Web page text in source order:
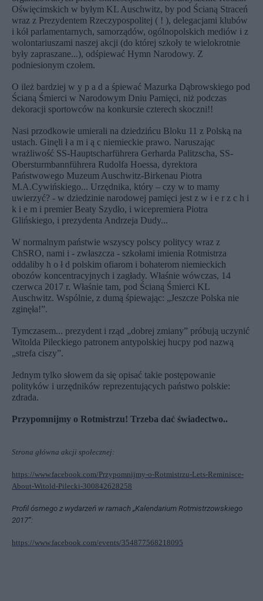
Oświęcimskich w byłym KL Auschwitz, by pod Ścianą Straceń
wraz z Prezydentem Rzeczypospolitej ( ! ), delegacjami klubów
i kół parlamentarnych, samorządów, ogólnopolskich mediów i z
wolontariuszami naszej akcji (do której szkoły te wielokrotnie
były zapraszane...), odśpiewać Hymn Narodowy. Z
podniesionym czołem.
O ileż bardziej w y p a d a śpiewać Mazurka Dąbrowskiego pod
Ścianą Śmierci w Narodowym Dniu Pamięci, niż podczas
dekoracji sportowców na konkursie czterech skoczni!!
Nasi przodkowie umierali na dziedzińcu Bloku 11 z Polską na
ustach. Ginęli ł a m i ą c niemieckie prawo. Naruszając
wrażliwość SS-Hauptscharführera Gerharda Palitzscha, SS-
Obersturmbannführera Rudolfa Hoessa, dyrektora
Państwowego Muzeum Auschwitz-Birkenau Piotra
M.A.Cywińskiego... Urzędnika, który – czy w to mamy
uwierzyć? - w dziedzinie narodowej pamięci jest z w i e r z c h i
k i e m i premier Beaty Szydło, i wicepremiera Piotra
Glińskiego, i prezydenta Andrzeja Dudy...
W normalnym państwie wszyscy polscy politycy wraz z
ChSRO, nami i - zwłaszcza - szkołami imienia Rotmistrza
oddaliby h o ł d polskim ofiarom i bohaterom niemieckich
obozów koncentracyjnych i zagłady. Właśnie wówczas, 14
czerwca 2017 r. Właśnie tam, pod Ścianą Śmierci KL
Auschwitz. Wspólnie, z dumą śpiewając: „Jeszcze Polska nie
zginęła!”.
Tymczasem... prezydent i rząd „dobrej zmiany” próbują uczynić
Witolda Pileckiego patronem antypolskiej hucpy pod nazwą
„strefa ciszy”.
Jednym tylko słowem da się opisać takie postępowanie
polityków i urzędników reprezentujących państwo polskie:
zdrada.
Przypomnijmy o Rotmistrzu! Trzeba dać świadectwo..
Strona główna akcji społecznej:
https://www.facebook.com/Przypomnijmy-o-Rotmistrzu-Lets-Reminisce-
About-Witold-Pilecki-300842628258
Profil ósmego z wydarzeń w ramach „Kalendarium Rotmistrzowskiego
2017”:
https://www.facebook.com/events/354877568218095